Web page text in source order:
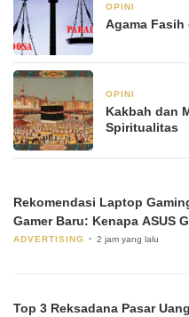
OPINI
Agama
OPINI
Kakbah dan
Spiritualitas
Rekomendasi Laptop
Gamer Baru: Kenapa ASUS
ADVERTISING 2 jam yang lalu
Top 3 Reksadana Pasar